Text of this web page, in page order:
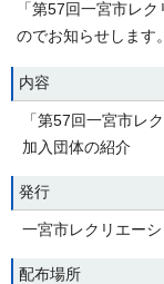
「第57回一宮市レ
のでお知らせします。
内容
「第57回一宮市レ
加入団体の紹介
発行
一宮市レクリエー
配布場所